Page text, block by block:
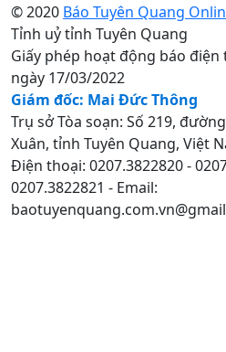
© 2020 Báo Tuyên Quang
Tỉnh uỷ tỉnh Tuyên Quang
Giấy phép hoạt động báo điện
ngày 17/03/2022
Giám đốc: Mai Đức Thông
Trụ sở Tòa soạn: Số 219,
Xuân, tỉnh Tuyên Quang, Việt
Điện thoại: 0207.3822820 -
0207.3822821 - Email: